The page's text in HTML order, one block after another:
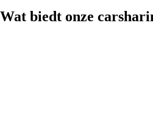
Wat biedt onze